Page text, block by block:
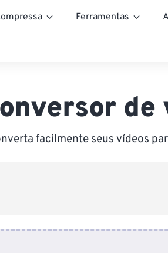
Ferramentas
facilmente seus vídeos